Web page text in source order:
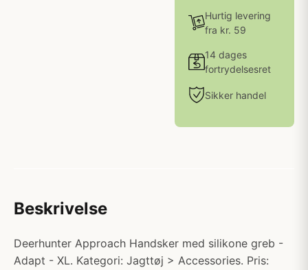
Hurtig levering
fra kr. 59
14 dages
fortrydelsesret
Sikker handel
Beskrivelse
Deerhunter Approach Handsker med silikone greb -
Adapt - XL. Kategori: Jagttøj > Accessories. Pris: